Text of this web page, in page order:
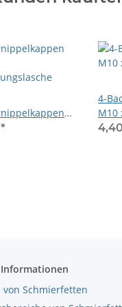
*
4-
M10
von Schmierfetten